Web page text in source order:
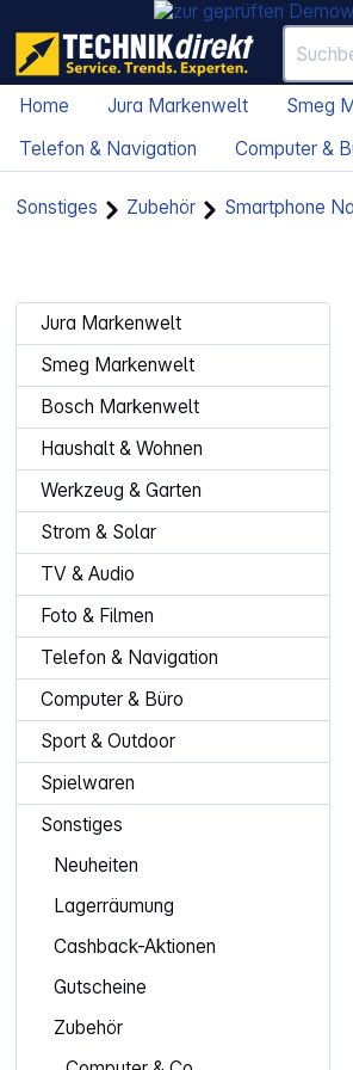
Home Jura Markenwelt Smeg
Telefon & Navigation
Computer &
Sonstiges Zubehör Smartphone
Jura Markenwelt
Smeg Markenwelt
Bosch Markenwelt
Haushalt & Wohnen
Werkzeug & Garten
Strom & Solar
TV & Audio
Foto & Filmen
Telefon & Navigation
Computer & Büro
Sport & Outdoor
Spielwaren
Sonstiges
Neuheiten
Lagerräumung
Cashback-Aktionen
Gutscheine
Zubehör